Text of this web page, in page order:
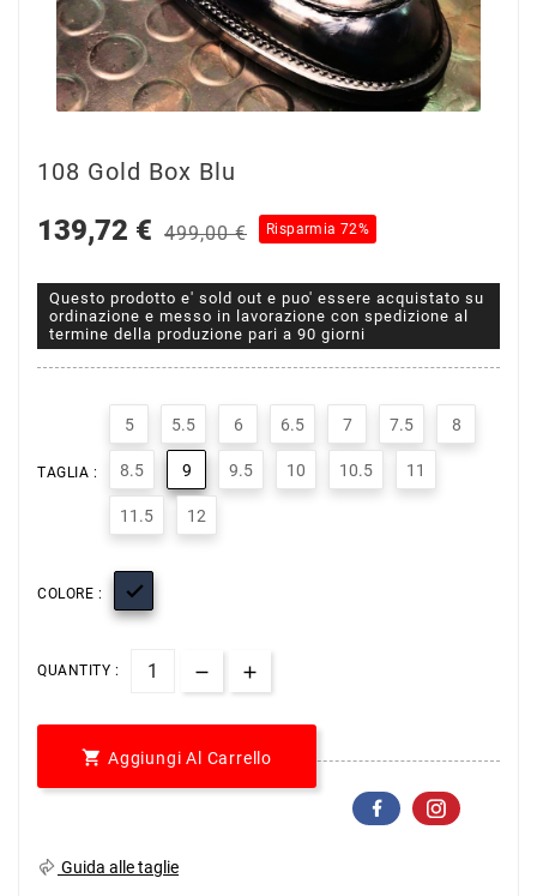
108 Gold Box Blu
139,72 € 499,00 € Risparmia 72%
Questo prodotto e' sold out e puo' essere acquistato su
ordinazione e messo in lavorazione con spedizione al
termine della produzione pari a 90 giorni
TAGLIA :
5 5.5 6 6.5 7 7.5 8
8.5 9 9.5 10 10.5 11
11.5 12
COLORE : 
QUANTITY :
 Aggiungi Al Carrello
Guida alle taglie